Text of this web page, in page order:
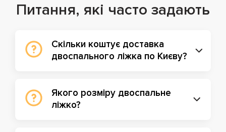
Питання, які часто задають
Скільки коштує доставка
двоспального ліжка по Києву?
Якого розміру двоспальне
ліжко?